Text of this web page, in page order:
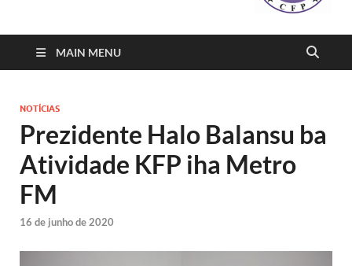
MAIN MENU
NOTÍCIAS
Prezidente Halo Balansu ba
Atividade KFP iha Metro
FM
16 de junho de 2020